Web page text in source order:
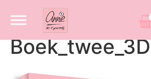
Boek_twee_3D